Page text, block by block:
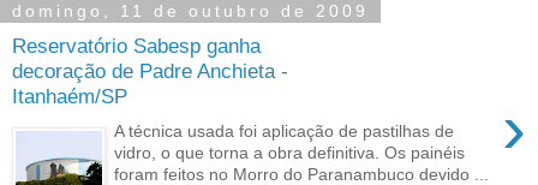
domingo, 11 de outubro de 2009
Reservatório Sabesp ganha
decoração de Padre Anchieta -
Itanhaém/SP
›
A técnica usada foi aplicação de pastilhas de
vidro, o que torna a obra definitiva. Os painéis
foram feitos no Morro do Paranambuco devido ...